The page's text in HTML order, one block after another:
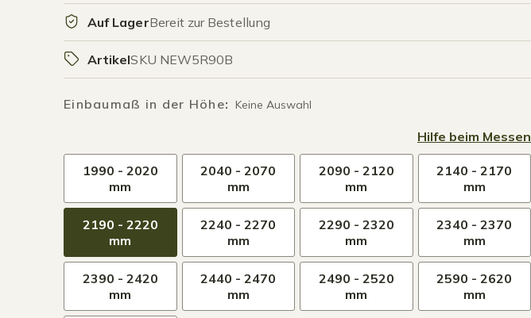
Auf LagerBereit zur Bestellung
ArtikelSKU NEW5R90B
Einbaumaß in der Höhe: Keine Auswahl
Hilfe beim Messen
1990 - 2020
mm
2040 - 2070
mm
2090 - 2120
mm
2140 - 2170
mm
2190 - 2220
mm
2240 - 2270
mm
2290 - 2320
mm
2340 - 2370
mm
2390 - 2420
mm
2440 - 2470
mm
2490 - 2520
mm
2590 - 2620
mm